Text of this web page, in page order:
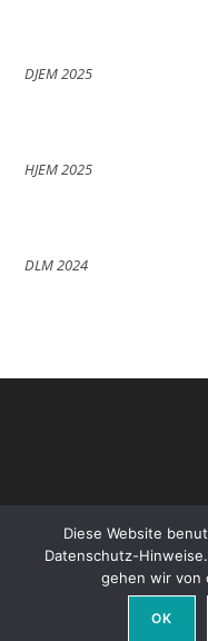
DJEM 2025
HJEM 2025
DLM 2024
Diese Website
Datenschutz-
gehen wir von
OK